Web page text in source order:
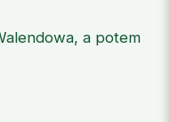
a potem